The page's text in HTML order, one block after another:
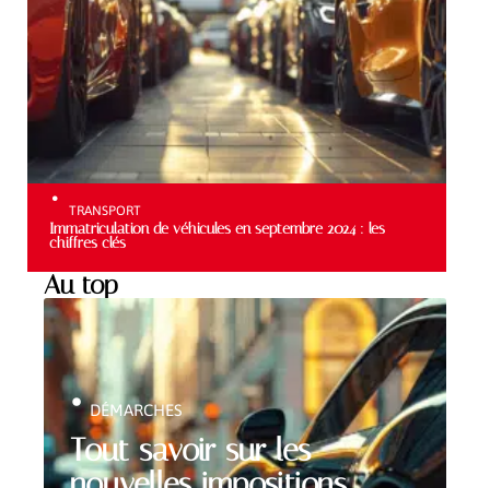
TRANSPORT
Immatriculation de véhicules en septembre 2024 : les
chiffres clés
Au top
Tout savoir sur les
DÉMARCHES